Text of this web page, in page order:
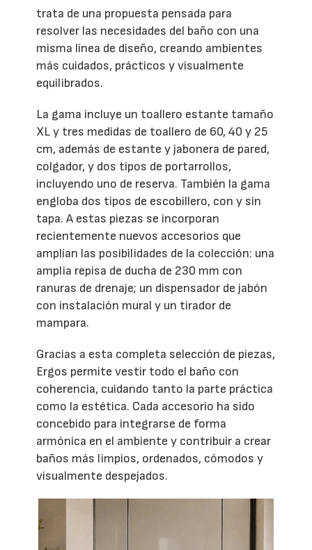
trata de una propuesta pensada para
resolver las necesidades del baño con una
misma línea de diseño, creando ambientes
más cuidados, prácticos y visualmente
equilibrados.
La gama incluye un toallero estante tamaño
XL y tres medidas de toallero de 60, 40 y 25
cm, además de estante y jabonera de pared,
colgador, y dos tipos de portarrollos,
incluyendo uno de reserva. También la gama
engloba dos tipos de escobillero, con y sin
tapa. A estas piezas se incorporan
recientemente nuevos accesorios que
amplían las posibilidades de la colección: una
amplia repisa de ducha de 230 mm con
ranuras de drenaje; un dispensador de jabón
con instalación mural y un tirador de
mampara.
Gracias a esta completa selección de piezas,
Ergos permite vestir todo el baño con
coherencia, cuidando tanto la parte práctica
como la estética. Cada accesorio ha sido
concebido para integrarse de forma
armónica en el ambiente y contribuir a crear
baños más limpios, ordenados, cómodos y
visualmente despejados.